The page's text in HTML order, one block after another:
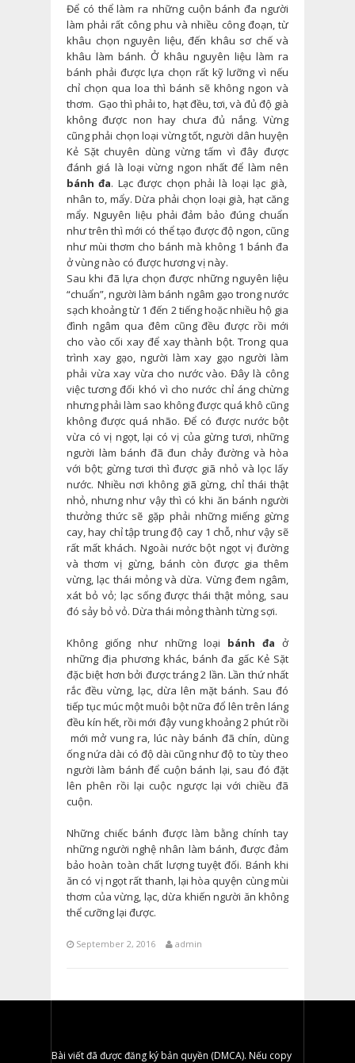
Để có thể làm ra những cuộn bánh đa người
làm phải rất công phu và nhiều công đoạn, từ
khâu chọn nguyên liệu, đến khâu sơ chế và
khâu làm bánh. Ở khâu nguyên liệu làm ra
bánh phải được lựa chọn rất kỹ lưỡng vì nếu
chỉ chọn qua loa thì bánh sẽ không ngon và
thơm. Gạo thì phải to, hạt đều, tơi, và đủ độ già
không được non hay chưa đủ nắng. Vừng
cũng phải chọn loại vừng tốt, người dân huyện
Kẻ Sặt chuyên dùng vừng tấm vì đây được
đánh giá là loại vừng ngon nhất để làm nên
bánh đa. Lạc được chọn phải là loại lạc già,
nhân to, mẩy. Dừa phải chọn loại già, hạt căng
mẩy. Nguyên liệu phải đảm bảo đúng chuẩn
như trên thì mới có thể tạo được độ ngon, cũng
như mùi thơm cho bánh mà không 1 bánh đa
ở vùng nào có được hương vị này.
Sau khi đã lựa chọn được những nguyên liệu
“chuẩn”, người làm bánh ngâm gạo trong nước
sạch khoảng từ 1 đến 2 tiếng hoặc nhiều hộ gia
đình ngâm qua đêm cũng đều được rồi mới
cho vào cối xay để xay thành bột. Trong qua
trình xay gạo, người làm xay gạo người làm
phải vừa xay vừa cho nước vào. Đây là công
việc tương đối khó vì cho nước chỉ áng chừng
nhưng phải làm sao không được quá khô cũng
không được quá nhão. Để có được nước bột
vừa có vị ngọt, lại có vị của gừng tươi, những
người làm bánh đã đun chảy đường và hòa
với bột; gừng tươi thì được giã nhỏ và lọc lấy
nước. Nhiều nơi không giã gừng, chỉ thái thật
nhỏ, nhưng như vậy thì có khi ăn bánh người
thưởng thức sẽ gặp phải những miếng gừng
cay, hay chỉ tập trung độ cay 1 chỗ, như vậy sẽ
rất mất khách. Ngoài nước bột ngọt vị đường
và thơm vị gừng, bánh còn được gia thêm
vừng, lạc thái mỏng và dừa. Vừng đem ngâm,
xát bỏ vỏ; lạc sống được thái thật mỏng, sau
đó sảy bỏ vỏ. Dừa thái mỏng thành từng sợi.
Không giống như những loại bánh đa ở
những địa phương khác, bánh đa gấc Kẻ Sặt
đặc biệt hơn bởi được tráng 2 lần. Lần thứ nhất
rắc đều vừng, lạc, dừa lên mặt bánh. Sau đó
tiếp tục múc một muôi bột nữa đổ lên trên láng
đều kín hết, rồi mới đậy vung khoảng 2 phút rồi
mới mở vung ra, lúc này bánh đã chín, dùng
ống nứa dài có độ dài cũng như độ to tùy theo
người làm bánh để cuộn bánh lại, sau đó đặt
lên phên rồi lại cuộc ngược lại với chiều đã
cuộn.
Những chiếc bánh được làm bằng chính tay
những người nghệ nhân làm bánh, được đảm
bảo hoàn toàn chất lượng tuyệt đối. Bánh khi
ăn có vị ngọt rất thanh, lại hòa quyện cùng mùi
thơm của vừng, lạc, dừa khiến người ăn không
thể cưỡng lại được.
September 2, 2016 admin
Bài viết đã được đăng ký bản quyền (DMCA). Nếu copy